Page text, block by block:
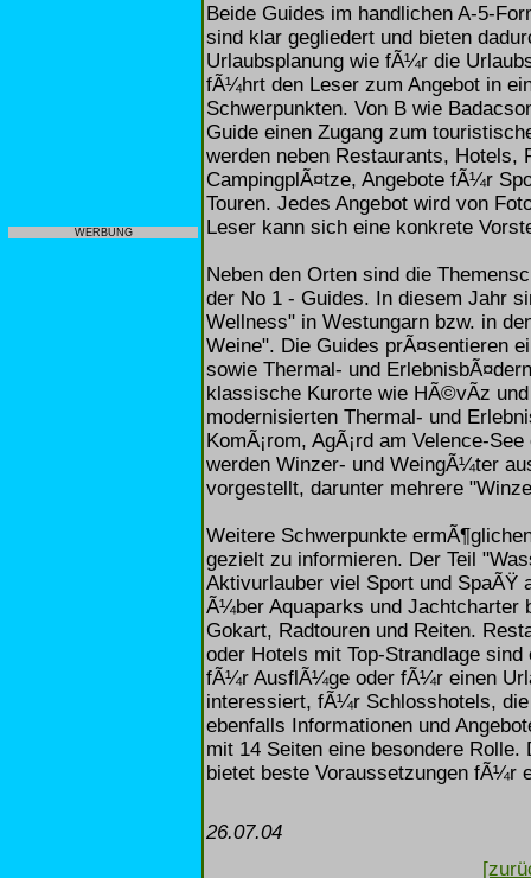
WERBUNG
Beide Guides im handlichen A-5-
sind klar gegliedert und bieten
Urlaubsplanung wie fÃ¼r die
fÃ¼hrt den Leser zum Angebot in
Schwerpunkten. Von B wie
Guide einen Zugang zum
werden neben Restaurants, Hotels,
CampingplÃ¤tze, Angebote fÃ¼r
Touren. Jedes Angebot wird von
Leser kann sich eine konkrete
Neben den Orten sind die
der No 1 - Guides. In diesem Jahr
Wellness" in Westungarn bzw. in
Weine". Die Guides prÃ¤sentieren
sowie Thermal- und
klassische Kurorte wie HÃ©vÃ­z
modernisierten Thermal- und
KomÃ¡rom, AgÃ¡rd am Velence-
werden Winzer- und WeingÃ¼ter
vorgestellt, darunter mehrere
Weitere Schwerpunkte
gezielt zu informieren. Der Teil
Aktivurlauber viel Sport und SpaÃŸ
Ã¼ber Aquaparks und
Gokart, Radtouren und Reiten.
oder Hotels mit Top-Strandlage
fÃ¼r AusflÃ¼ge oder fÃ¼r einen
interessiert, fÃ¼r Schlosshotels,
ebenfalls Informationen und
mit 14 Seiten eine besondere
bietet beste Voraussetzungen fÃ¼r
26.07.04